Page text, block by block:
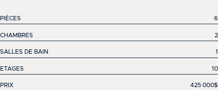
PIÈCES 6
CHAMBRES 2
SALLES DE BAIN 1
ETAGES 10
PRIX 425 000$